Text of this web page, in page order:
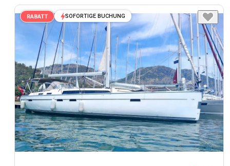
RABATT SOFORTIGE BUCHUNG